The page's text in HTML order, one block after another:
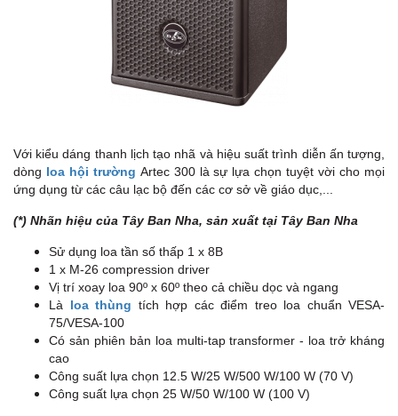
Với kiểu dáng thanh lịch tạo nhã và hiệu suất trình diễn ấn tượng,
dòng loa hội trường Artec 300 là sự lựa chọn tuyệt vời cho mọi
ứng dụng từ các câu lạc bộ đến các cơ sở về giáo dục,...
(*) Nhãn hiệu của Tây Ban Nha, sản xuất tại Tây Ban Nha
Sử dụng loa tần số thấp 1 x 8B
1 x M-26 compression driver
Vị trí xoay loa 90º x 60º theo cả chiều dọc và ngang
Là loa thùng tích hợp các điểm treo loa chuẩn VESA-
75/VESA-100
Có sản phiên bản loa multi-tap transformer - loa trở kháng
cao
Công suất lựa chọn 12.5 W/25 W/500 W/100 W (70 V)
Công suất lựa chọn 25 W/50 W/100 W (100 V)